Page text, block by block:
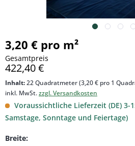
3,20 € pro m²
Gesamtpreis
422,40 €
Inhalt:22 Quadratmeter (3,20 € pro 1
inkl. MwSt.zzgl. Versandkosten
Voraussichtliche Lieferzeit (DE) 3-
Samstage, Sonntage und Feiertage)
Breite: